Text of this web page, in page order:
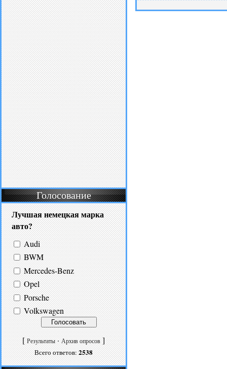
Голосование
Лучшая немецкая марка
авто?
Audi
BWM
Mercedes-Benz
Opel
Porsche
Volkswagen
[Результаты·Архив опросов]
Всего ответов:2538